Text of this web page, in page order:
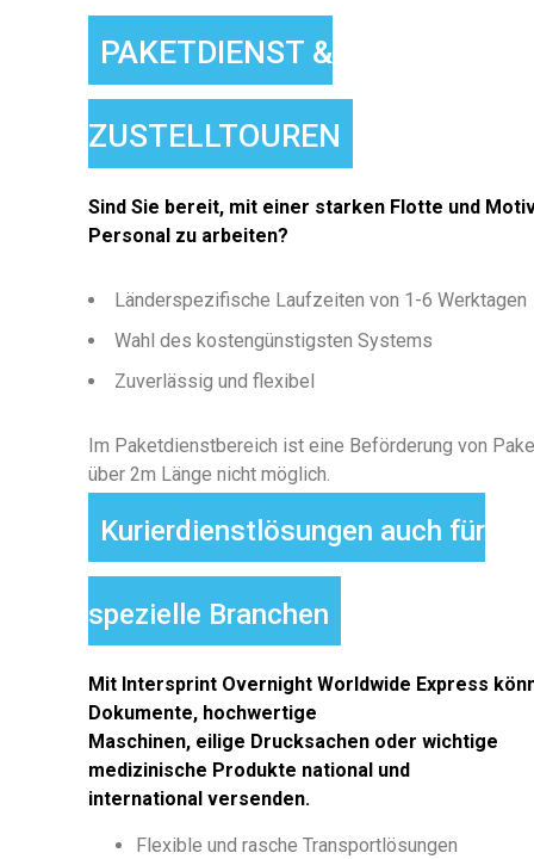
PAKETDIENST &
ZUSTELLTOUREN
Sind Sie bereit, mit einer starken Flotte und
Personal zu arbeiten?
Länderspezifische Laufzeiten von 1-6 Werktagen
Wahl des kostengünstigsten Systems
Zuverlässig und flexibel
Im Paketdienstbereich ist eine Beförderung von
über 2m Länge nicht möglich.
Kurierdienstlösungen auch für
spezielle Branchen
Mit Intersprint Overnight Worldwide Express
Dokumente, hochwertige
Maschinen, eilige Drucksachen oder wichtige
medizinische Produkte national und
international versenden.
Flexible und rasche Transportlösungen